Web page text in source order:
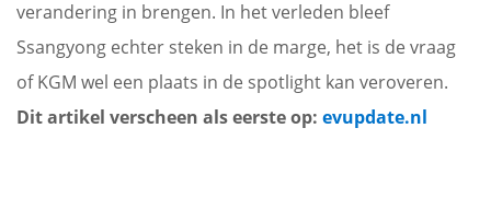
verandering in brengen. In het verleden bleef
Ssangyong echter steken in de marge, het is de vraag
of KGM wel een plaats in de spotlight kan veroveren.
Dit artikel verscheen als eerste op: evupdate.nl